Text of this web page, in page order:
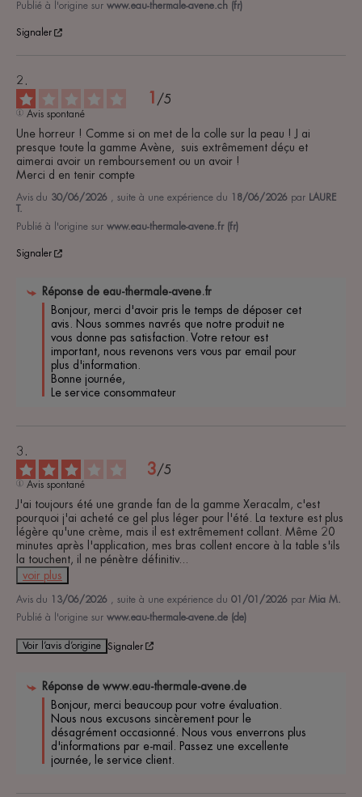
Publié à l'origine sur www.eau-thermale-avene.ch (fr)
Signaler
1 /5
Avis spontané
Une horreur ! Comme si on met de la colle sur la peau ! J ai
presque toute la gamme Avène,  suis extrêmement déçu et
aimerai avoir un remboursement ou un avoir !
Merci d en tenir compte
Avis du 30/06/2026 , suite à une expérience du 18/06/2026 par LAURE
Publié à l'origine sur www.eau-thermale-avene.fr (fr)
Signaler
Réponse de eau-thermale-avene.fr
Bonjour, merci d'avoir pris le temps de déposer cet
avis. Nous sommes navrés que notre produit ne
vous donne pas satisfaction. Votre retour est
important, nous revenons vers vous par email pour
plus d'information.
Bonne journée,
Le service consommateur
3/5
Avis spontané
J'ai toujours été une grande fan de la gamme Xeracalm, c'est
pourquoi j'ai acheté ce gel plus léger pour l'été. La texture est plus
légère qu'une crème, mais il est extrêmement collant. Même 20
minutes après l'application, mes bras collent encore à la table s'ils
la touchent, il ne pénètre définitiv...
voir plus
Avis du 13/06/2026 , suite à une expérience du 01/01/2026 par Mia M.
Publié à l'origine sur www.eau-thermale-avene.de (de)
Voir l’avis d’origine Signaler
Réponse de www.eau-thermale-avene.de
Bonjour, merci beaucoup pour votre évaluation.
Nous nous excusons sincèrement pour le
désagrément occasionné. Nous vous enverrons plus
d'informations par e-mail. Passez une excellente
journée, le service client.